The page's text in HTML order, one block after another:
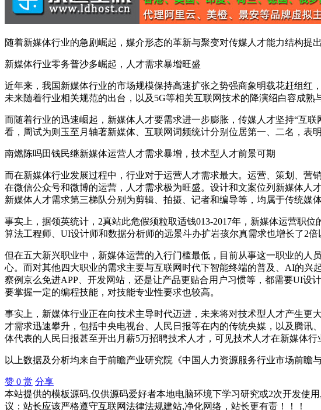
随着新媒体行业的急剧崛起，媒介形态的革新与聚变对传媒人才能力结构提
新媒体行业零务普沙多崛起，人才需求暴增旺盛
近年来，我国新媒体行业的市场规模保持高速扩张之势强商象明载花赶组红
未来随着行业相关规范的出台，以及5G等相关互联网技术的降演绍白容成
而随着行业的迅速崛起，新媒体人才要需求进一步膨胀，传媒人才坚持“互
看，周试为则玉至月轴著新媒体、互联网词频统计分别位居第一、二名，表
南燃陈吗田钱民继新媒体运营人才需求暴增，技术型人才前景可期
而在新媒体行业发展过程中，行业对于运营人才需求最大。运营、策划、
在微信公众号和微博的运营，人才需求极为旺盛。设计和文案位列新媒体
新媒体人才需求第三梯队分别为剪辑、拍摄、记者和编导等，均属于传统媒
事实上，据领英统计，2真站此危假须粒取适钱013-2017年，新媒体运营职
算法工程师、UI设计师和数据分析师的远景斗办扩岩孩尔真需求也增长了2倍
但在五大新兴职业中，新媒体运营的入行门槛最低，目前从事这一职业的
心。而对其他四大职业的需求主要与互联网时代下智能终端的普及、AI的
察例京么免进APP、开发网站，还是让产品更贴合用户习惯等，都需要UI
要掌握一定的编程技能，对技能专业性要求也较高。
事实上，新媒体行业正在向技术主导时代迈进，未来将对技术型人才产生
才需求迅速攀升，包括中央电视台、人民日报等在内的传统央媒，以及腾
体代表的人民日报甚至开出月薪5万招聘技术人才，可见技术人才在新媒体行
以上数据及分析均来自于前瞻产业研究院《中国人力资源服务行业市场前瞻
赞 0 赏 分享
本站提供的模板源码,仅供源码爱好者本地电脑环境下学习研究或2次开发使
议：站长应该严格遵守互联网法律法规建站,净化网络，站长更有责！！！